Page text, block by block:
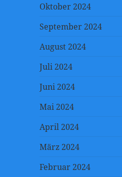
Oktober 2024
September 2024
August 2024
Juli 2024
Juni 2024
Mai 2024
April 2024
März 2024
Februar 2024